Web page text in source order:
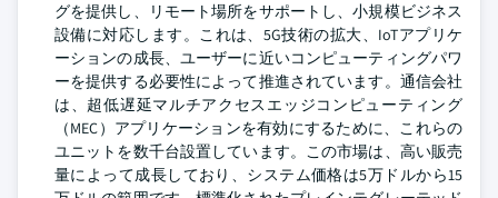
グを提供し、リモート場所をサポートし、小規模ビジネス
設備に対応します。これは、5G技術の拡大、IoTアプリケ
ーションの成長、ユーザーに近いコンピューティングパワ
ーを提供する必要性によって推進されています。通信会社
は、超低遅延マルチアクセスエッジコンピューティング
（MEC）アプリケーションを有効にするために、これらの
ユニットを数千台設置しています。この市場は、高い販売
量によって成長しており、システム価格は5万ドルから15